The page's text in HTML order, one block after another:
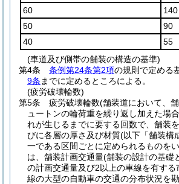
60
140
50
90
40
55
(車道及び側帯の舗装の構造の基準)
第4条
条例第24条第2項の規則で定める
9条 までに定めるところによる。
(疲労破壊輪数)
第5条
疲労破壊輪数(舗装道において、
ュートンの輪荷重を繰り返し加えた場
れが生じるまでに要する回数で、舗装
びに各層の厚さ及び材質(以下「舗装構
一である区間ごとに定められるものを
は、舗装計画交通量(舗装の設計の基礎
の計画交通量及び2以上の車線を有す
線の大型の自動車の交通の分布状況を